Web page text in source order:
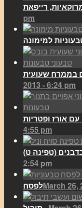
pm
למימונה
2013 - 6:24 pm
4:55 pm
2:54 pm
לפסחMarch 26,